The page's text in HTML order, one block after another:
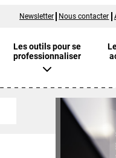
Newsletter Nous contacter
Les outils pour se
professionnaliser